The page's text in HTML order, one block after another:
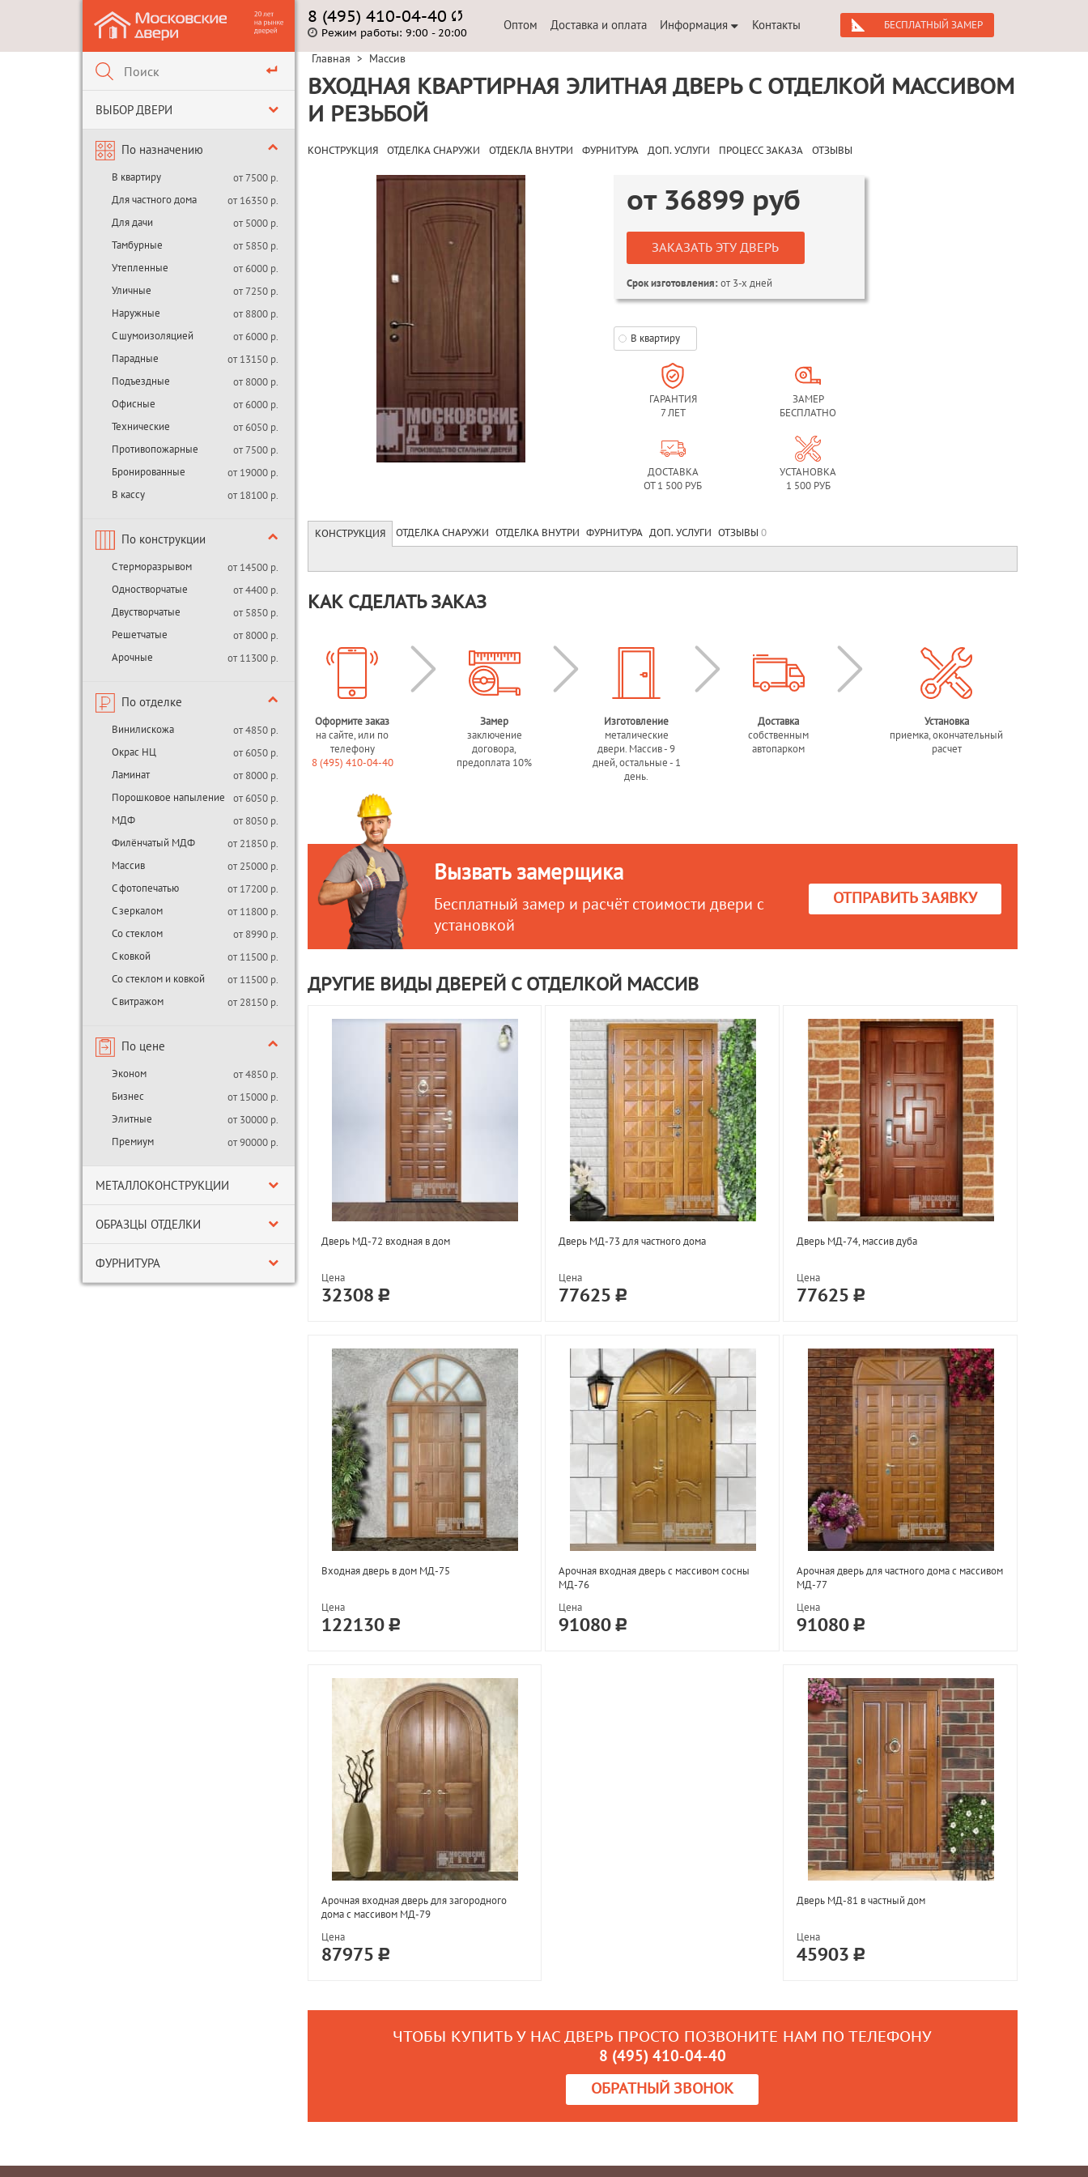
ВЫБОР ДВЕРИ
По назначению
В квартиру
от 7500 р.
Для частного дома
от 16350 р.
Для дачи
от 5000 р.
Тамбурные
от 5850 р.
Утепленные
от 6000 р.
Уличные
от 7250 р.
Наружные
от 8800 р.
С шумоизоляцией
от 6000 р.
Парадные
от 13150 р.
Подъездные
от 8000 р.
Офисные
от 6000 р.
Технические
от 6050 р.
Противопожарные
от 7500 р.
Бронированные
от 19000 р.
В кассу
от 18100 р.
По конструкции
С терморазрывом
от 14500 р.
Одностворчатые
от 4400 р.
Двустворчатые
от 5850 р.
Решетчатые
от 8000 р.
Арочные
от 11300 р.
По отделке
Винилискожа
от 4850 р.
Окрас НЦ
от 6050 р.
Ламинат
от 8000 р.
Порошковое напыление
от 6050 р.
МДФ
от 8050 р.
Филёнчатый МДФ
от 21850 р.
Массив
от 25000 р.
С фотопечатью
от 17200 р.
С зеркалом
от 11800 р.
Со стеклом
от 8990 р.
С ковкой
от 11500 р.
Со стеклом и ковкой
от 11500 р.
С витражом
от 28150 р.
По цене
Эконом
от 4850 р.
Бизнес
от 15000 р.
Элитные
от 30000 р.
Премиум
от 90000 р.
МЕТАЛЛОКОНСТРУКЦИИ
ОБРАЗЦЫ ОТДЕЛКИ
ФУРНИТУРА
8 (495) 410-04-40
Режим работы: 9:00 - 20:00
Оптом Доставка и оплата Информация Контакты БЕСПЛАТНЫЙ ЗАМЕР
Главная > Массив
ВХОДНАЯ КВАРТИРНАЯ ЭЛИТНАЯ ДВЕРЬ С ОТДЕЛКОЙ МАССИВОМ
И РЕЗЬБОЙ
КОНСТРУКЦИЯ ОТДЕЛКА СНАРУЖИ ОТДЕКЛА ВНУТРИ ФУРНИТУРА ДОП. УСЛУГИ ПРОЦЕСС ЗАКАЗА ОТЗЫВЫ
от 36899 руб
ЗАКАЗАТЬ ЭТУ ДВЕРЬ
Срок изготовления:от 3-х дней
В квартиру
ГАРАНТИЯ
7 ЛЕТ
ЗАМЕР
БЕСПЛАТНО
ДОСТАВКА
ОТ 1 500 РУБ
УСТАНОВКА
1 500 РУБ
КОНСТРУКЦИЯ ОТДЕЛКА СНАРУЖИ ОТДЕЛКА ВНУТРИ ФУРНИТУРА ДОП. УСЛУГИ ОТЗЫВЫ 0
КАК СДЕЛАТЬ ЗАКАЗ
Оформите заказ
на сайте, или по
телефону
8 (495) 410-04-40
Замер
заключение
договора,
предоплата 10%
Изготовление
металические
двери. Массив - 9
дней, остальные - 1
день.
Доставка
собственным
автопарком
Установка
приемка, окончательный
расчет
Вызвать замерщика
Бесплатный замер и расчёт стоимости двери с
установкой
ОТПРАВИТЬ ЗАЯВКУ
ДРУГИЕ ВИДЫ ДВЕРЕЙ С ОТДЕЛКОЙ МАССИВ
Дверь МД-72 входная в дом
Цена
32308
Дверь МД-73 для частного дома
Цена
77625
Дверь МД-74, массив дуба
Цена
77625
Входная дверь в дом МД-75
Цена
122130
Арочная входная дверь с массивом сосны
МД-76
Цена
91080
Арочная дверь для частного дома с массивом
МД-77
Цена
91080
Арочная входная дверь для загородного
дома с массивом МД-79
Цена
87975
Дверь МД-81 в частный дом
Цена
45903
ЧТОБЫ КУПИТЬ У НАС ДВЕРЬ ПРОСТО ПОЗВОНИТЕ НАМ ПО ТЕЛЕФОНУ
8 (495) 410-04-40
ОБРАТНЫЙ ЗВОНОК